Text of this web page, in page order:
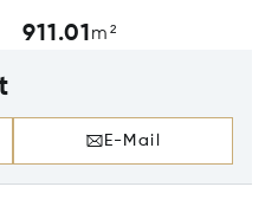
911.01m²
E-Mail